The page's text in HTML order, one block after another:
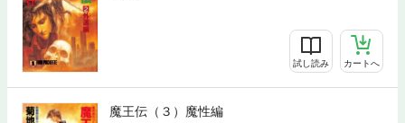
試し読み カートへ
魔王伝（３）魔性編